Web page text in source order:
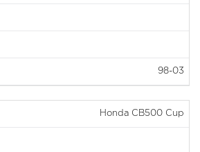
98-03
Honda CB500 Cup